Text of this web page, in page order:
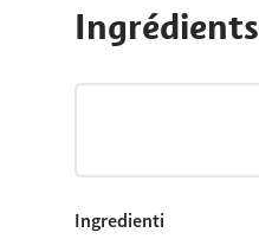
Ingrédients
Ingredienti